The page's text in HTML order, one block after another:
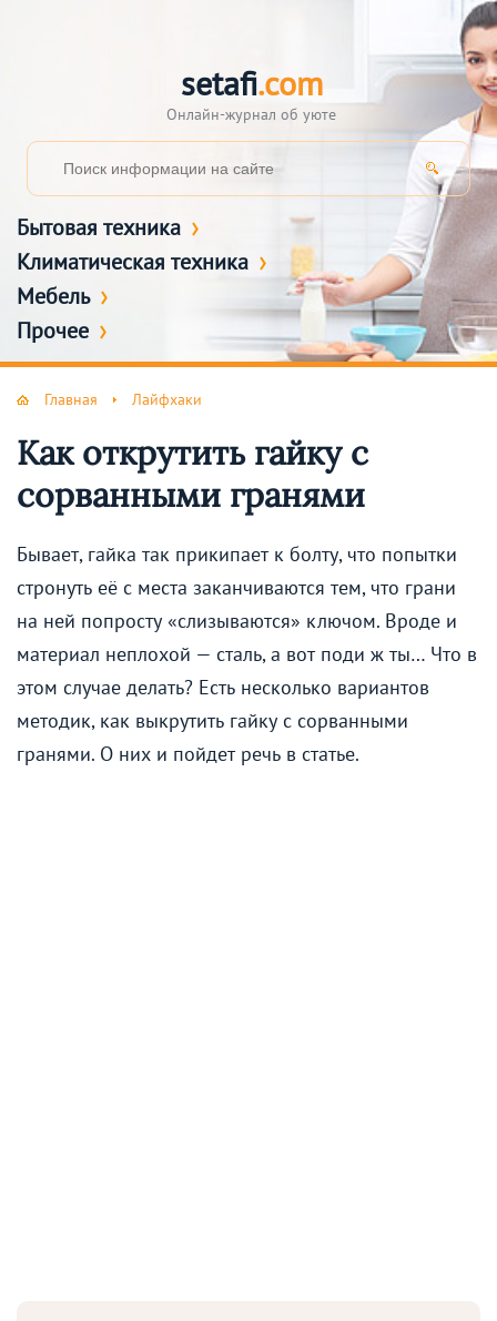
setafi.com
Онлайн-журнал об уюте
Бытовая техника
Климатическая техника
Мебель
Прочее
Главная Лайфхаки
Как открутить гайку с
сорванными гранями
Бывает, гайка так прикипает к болту, что попытки
стронуть её с места заканчиваются тем, что грани
на ней попросту «слизываются» ключом. Вроде и
материал неплохой — сталь, а вот поди ж ты… Что в
этом случае делать? Есть несколько вариантов
методик, как выкрутить гайку с сорванными
гранями. О них и пойдет речь в статье.